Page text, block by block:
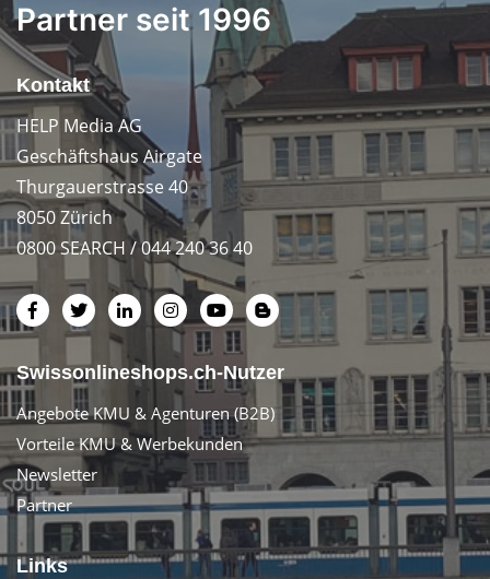
Partner seit 1996
Kontakt
HELP Media AG
Geschäftshaus Airgate
Thurgauerstrasse 40
8050 Zürich
0800 SEARCH / 044 240 36 40
Swissonlineshops.ch-Nutzer
Angebote KMU & Agenturen (B2B)
Vorteile KMU & Werbekunden
Newsletter
Partner
Links